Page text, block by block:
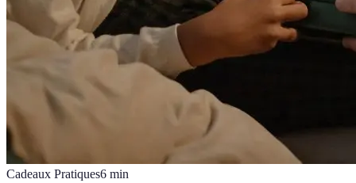
Cadeaux Pratiques6 min